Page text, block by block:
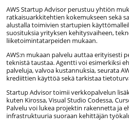
AWS Startup Advisor perustuu yhtiön
ratkaisuarkkitehtien kokemukseen sekä
alustalla toimivien startupien
suosituksia yrityksen kehitysvaiheen,
liiketoimintatarpeiden mukaan.
AWS:n mukaan palvelu auttaa erityisesti
teknistä taustaa. Agentti voi esimerkiksi
palveluja, valvoa kustannuksia, seurata
krediittien käyttöä sekä tarkistaa
Startup Advisor toimii verkkopalvelun
kuten Kirossa, Visual Studio Codessa,
Palvelu voi lukea projektin rakennetta ja
infrastruktuuria suoraan kehittäjän